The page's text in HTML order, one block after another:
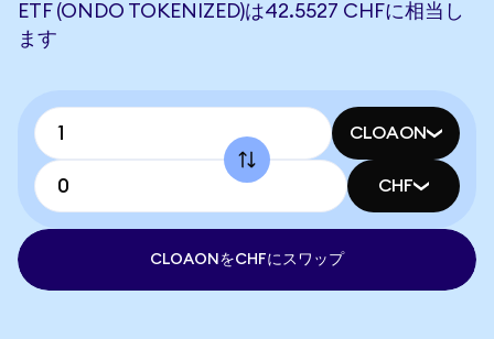
ETF (ONDO TOKENIZED)は42.5527 CHFに相当し
ます
CLOAON
CHF
CLOAONをCHFにスワップ